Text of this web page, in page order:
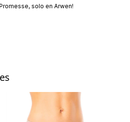
solo en Arwen!